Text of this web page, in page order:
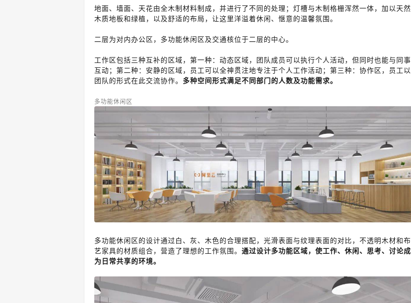
地面、墙面、天花由全木制材料制成，并进行了不同的处理；灯槽与木制格栅浑然一体，加以天然
木质地板和绿植，以及舒适的布局，让这里洋溢着休闲、惬意的温馨氛围。
二层为对内办公区，多功能休闲区及交通核位于二层的中心。
工作区包括三种互补的区域，第一种： 动态区域，团队成员可以执行个人活动，但同时也能与同事
互动； 第二种： 安静的区域，员工可以全神贯注地专注于个人工作活动； 第三种：协作区，员工以
团队的形式在此交流协作。 多种空间形式满足不同部门的人数及功能需求。
多功能休闲区
多功能休闲区的设计通过 白、灰、木色的合理搭配，光滑表面与纹理表面的对比，不透明木材和布
艺家具的材质组合，营造了理想的工作氛围。 通过设计多功能区域，使工作、休闲、思考、讨论成
为日常共享的环境。